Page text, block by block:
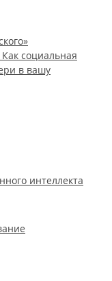
социальная
в вашу
интеллекта